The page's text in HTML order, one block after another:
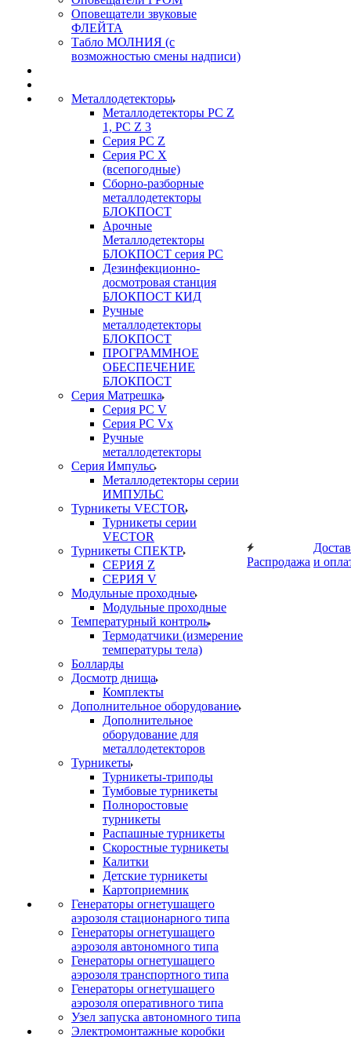
Оповещатели звуковые
ФЛЕЙТА
Табло МОЛНИЯ (с
возможностью смены надписи)
Металлодетекторы
Металлодетекторы РС Z
1, PC Z 3
Серия РС Z
Серия РС X
(всепогодные)
Сборно-разборные
металлодетекторы
БЛОКПОСТ
Арочные
Металлодетекторы
БЛОКПОСТ серия РС
Дезинфекционно-
досмотровая станция
БЛОКПОСТ КИД
Ручные
металлодетекторы
БЛОКПОСТ
ПРОГРАММНОЕ
ОБЕСПЕЧЕНИЕ
БЛОКПОСТ
Серия Матрешка
Серия PC V
Серия PC Vx
Ручные
металлодетекторы
Серия Импульс
Металлодетекторы серии
ИМПУЛЬС
Турникеты VECTOR
Турникеты серии
VECTOR
Турникеты СПЕКТР
СЕРИЯ Z
СЕРИЯ V
Модульные проходные
Модульные проходные
Температурный контроль
Термодатчики (измерение
температуры тела)
Болларды
Досмотр днища
Комплекты
Дополнительное оборудование
Дополнительное
оборудование для
металлодетекторов
Турникеты
Турникеты-триподы
Тумбовые турникеты
Полноростовые
турникеты
Распашные турникеты
Скоростные турникеты
Калитки
Детские турникеты
Картоприемник
Генераторы огнетушащего
аэрозоля стационарного типа
Генераторы огнетушащего
аэрозоля автономного типа
Генераторы огнетушащего
аэрозоля транспортного типа
Генераторы огнетушащего
аэрозоля оперативного типа
Узел запуска автономного типа
Электромонтажные коробки
Распродажа и